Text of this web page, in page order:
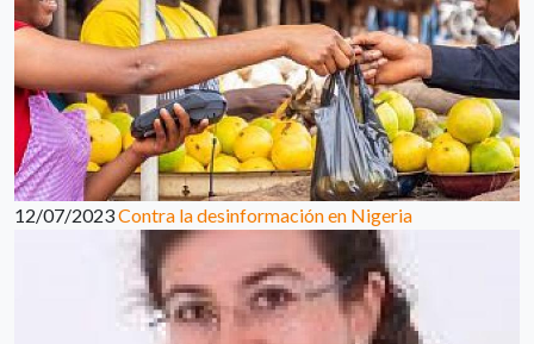
12/07/2023Contra la desinformación en Nigeria